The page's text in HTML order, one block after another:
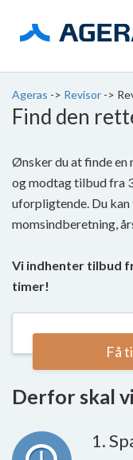
Ageras -> Revisor ->
Find den
Ønsker du at finde en
og modtag tilbud fra
uforpligtende. Du
momsindberetning,
Vi indhenter tilbud
timer!
Få
Derfor skal
1.